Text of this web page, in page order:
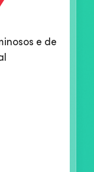
e de